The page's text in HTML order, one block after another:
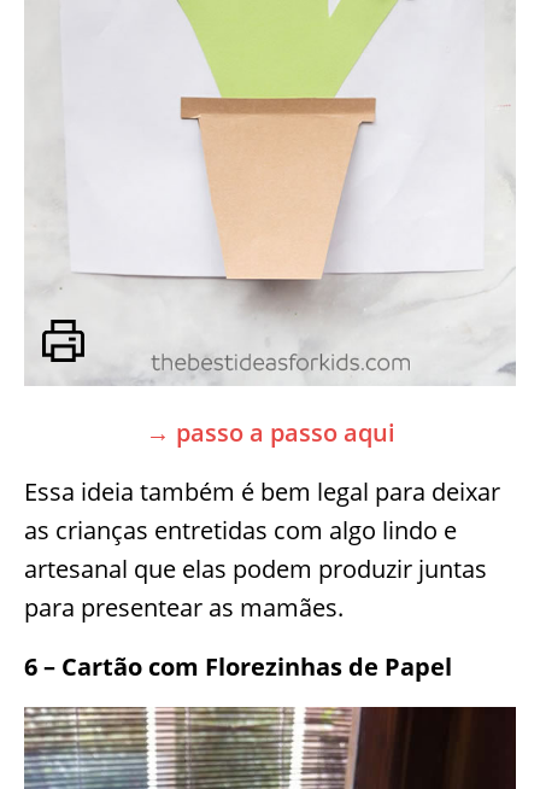
→ passo a passo aqui
Essa ideia também é bem legal para deixar
as crianças entretidas com algo lindo e
artesanal que elas podem produzir juntas
para presentear as mamães.
6 – Cartão com Florezinhas de Papel